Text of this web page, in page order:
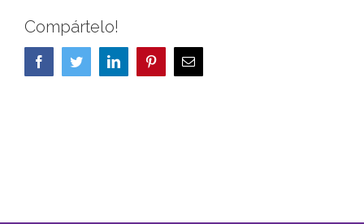
Compártelo!
FacebookTwitterLinkedIn PinterestCorreo
electrónico